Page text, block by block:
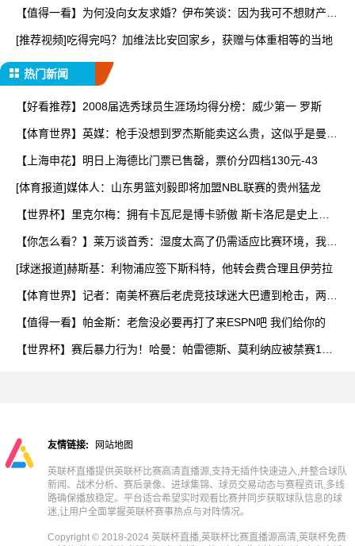
【值得一看】为何没向女友求婚？伊布笑谈：因为我可不想财产被
[推荐视频]吃得完吗？加维法比安回家乡，获赠与体重相等的当地
热门新闻
【好看推荐】2008届选秀球员生涯场均得分榜：威少第一 罗斯
【体育世界】英媒：枪手没想到罗杰斯能卖这么贵，这似乎是曼城
【上海申花】明日上海德比门票已售罄，票价分四档130元-43
[体育报道]媒体人：山东男篮刘毅即将加盟NBL联赛的贵州猛龙
【世界杯】里克尔梅：拥有卡瓦尼是博卡骄傲 斯卡洛尼是史上最
【你怎么看？】莱万谈首秀：湿度太高了仍需适应比赛环境，我还
[球迷报道]赫斯基：利物浦应签下斯科特，他转会费合理且伊劳拉
【体育世界】记者：南美杯赛后老虎竞技球迷大巴遭到枪击，两人
【值得一看】帕金斯：老詹没必要再打了来ESPN吧 我们给你的
【世界杯】赛后暴力行为！哈曼：帕雷德斯、莫利纳应被禁赛1
友情链接: 网站地图
英联杯直播提供英联杯比赛高清直播源,支持无插件快速进入,并整合球队
新闻、战术分析、赛后录像、进球集锦、球员交易动态与赛程资讯,多线
路确保播放稳定。平台适合希望实时观看比赛并同步获取球队信息的球
迷,让用户全面掌握英联杯赛事热点与对阵情况。
Copyright © 2018-2024 英联杯直播,英联杯比赛直播源高清,英联杯免费